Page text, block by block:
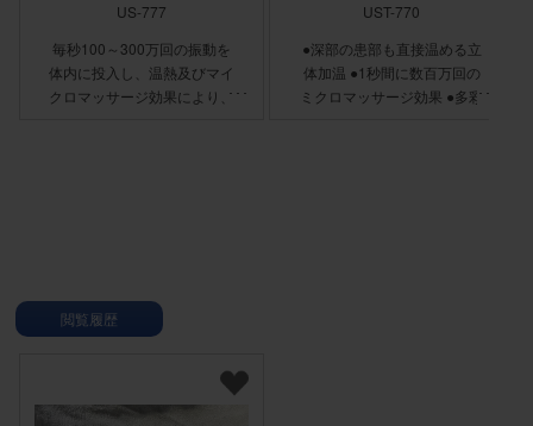
US-777
毎秒100～300万回の振動を
体内に投入し、温熱及びマイ
クロマッサージ効果により、
を発生。 高速度のミクロマ
ッサージ（1秒に100～300
UST-770
●深部の患部も直接温める立
体加温 ●1秒間に数百万回の
ミクロマッサージ効果 ●多彩
閲覧履歴